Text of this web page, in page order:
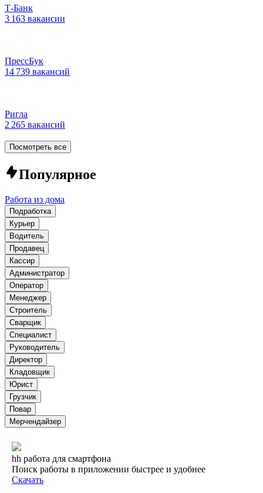
Т-Банк
3 163 вакансии
ПрессБук
14 739 вакансий
Ригла
2 265 вакансий
Посмотреть все
Популярное
Работа из дома
Подработка
Курьер
Водитель
Продавец
Кассир
Администратор
Оператор
Менеджер
Строитель
Сварщик
Специалист
Руководитель
Директор
Кладовщик
Юрист
Грузчик
Повар
Мерчендайзер
hh работа для смартфона
Поиск работы в приложении быстрее и удобнее
Скачать